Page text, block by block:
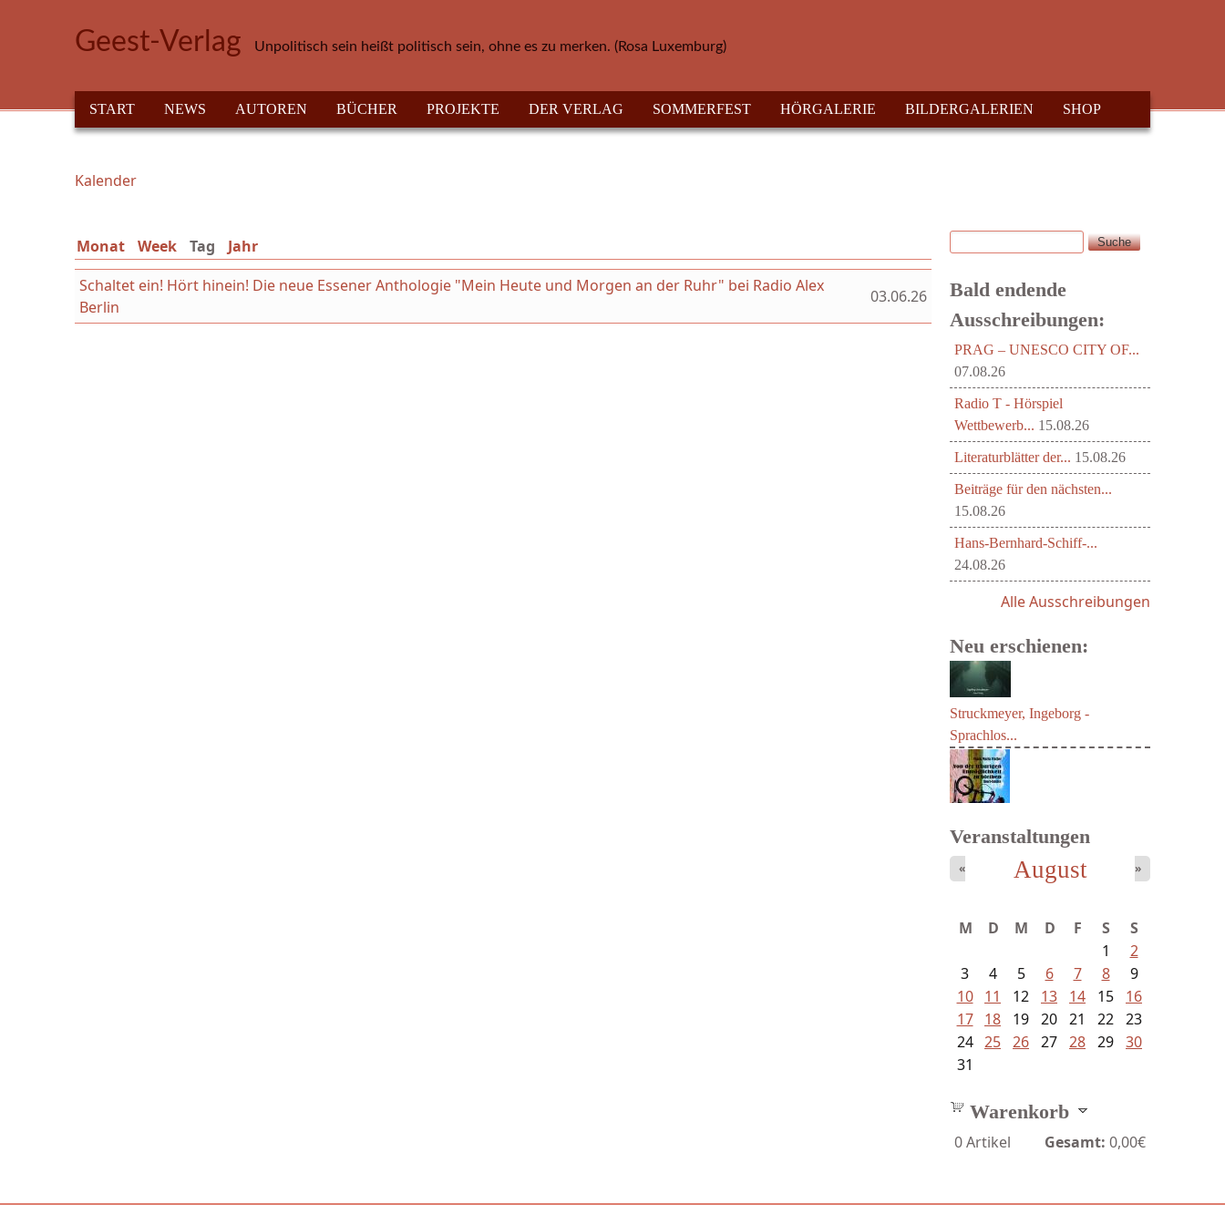
Geest-Verlag Unpolitisch sein heißt politisch sein, ohne es zu merken. (Rosa Luxemburg)
HAUPTMENÜ
START NEWS AUTOREN BÜCHER PROJEKTE DER VERLAG SOMMERFEST HÖRGALERIE BILDERGALERIEN SHOP
Sie sind hier
Kalender
Monat Week Tag (aktiver Reiter)
Jahr
Schaltet ein! Hört hinein! Die neue Essener Anthologie "Mein Heute und Morgen an der Ruhr" bei Radio Alex
Berlin
03.06.26
Suchformular
Suche
Bald endende
Ausschreibungen:
PRAG – UNESCO CITY OF...
07.08.26
Radio T - Hörspiel
Wettbewerb... 15.08.26
Literaturblätter der... 15.08.26
Beiträge für den nächsten...
15.08.26
Hans-Bernhard-Schiff-...
24.08.26
Alle Ausschreibungen
Neu erschienen:
Struckmeyer, Ingeborg -
Sprachlos...
Veranstaltungen
August
« »
M D M D F S
S
1
2
3
4 5 6 7 8
9
10
11 12 13 14 15
16
17
18 19 20 21 22 23
24 25 26 27 28 29 30
31
Warenkorb
0Artikel Gesamt: 0,00€